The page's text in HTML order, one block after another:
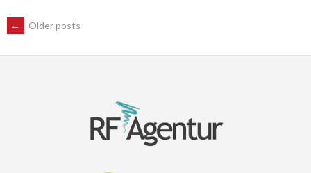
POSTS
← Older posts